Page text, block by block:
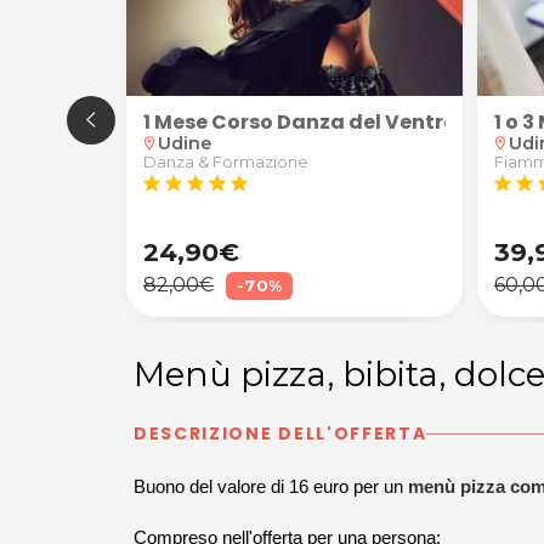
1 Mese Corso Danza del Ventre
location_on Udine
Danza & Formazione
star star star star star
24,90€
82,00€ -70%
1 o
location_on
star star
Menù pizza, bibita,
DESCRIZIONE DELL'OFFERTA
Buono del valore di 16 euro per un menù pizza
Compreso nell'offerta per una persona: